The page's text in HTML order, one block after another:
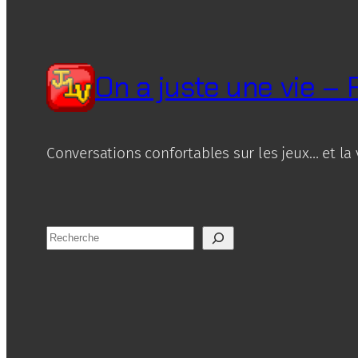
On a juste une vie –
Conversations confortables sur les jeux… et la
R